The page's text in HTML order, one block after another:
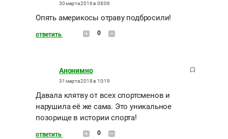
30 марта 2016 в 08:06
Опять америкосы отраву подбросили!
ответить 0
Анонимно
31 марта 2018 в 10:19
Давала клятву от всех спортсменов и
нарушила её же сама. Это уникальное
позорище в истории спорта!
ответить 0